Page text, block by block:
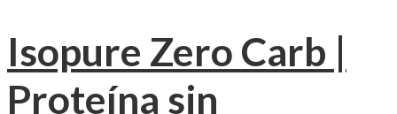
Isopure Zero Carb |
Proteína sin